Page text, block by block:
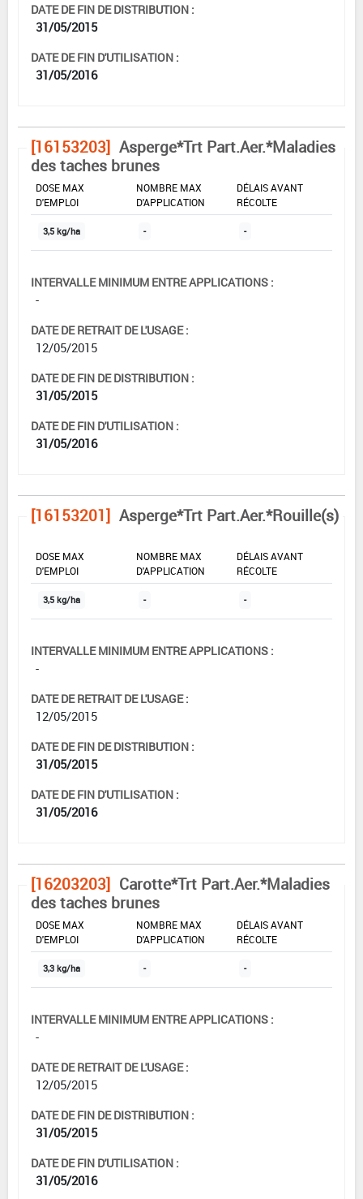
DATE DE FIN DE DISTRIBUTION :
31/05/2015
DATE DE FIN D'UTILISATION :
31/05/2016
[16153203] Asperge*Trt Part.Aer.*Maladies
des taches brunes
DOSE MAX
D'EMPLOI
NOMBRE MAX
D'APPLICATION
DÉLAIS AVANT
RÉCOLTE
3,5 kg/ha - -
INTERVALLE MINIMUM ENTRE APPLICATIONS :
-
DATE DE RETRAIT DE L'USAGE :
12/05/2015
DATE DE FIN DE DISTRIBUTION :
31/05/2015
DATE DE FIN D'UTILISATION :
31/05/2016
[16153201] Asperge*Trt Part.Aer.*Rouille(s)
DOSE MAX
D'EMPLOI
NOMBRE MAX
D'APPLICATION
DÉLAIS AVANT
RÉCOLTE
3,5 kg/ha - -
INTERVALLE MINIMUM ENTRE APPLICATIONS :
-
DATE DE RETRAIT DE L'USAGE :
12/05/2015
DATE DE FIN DE DISTRIBUTION :
31/05/2015
DATE DE FIN D'UTILISATION :
31/05/2016
[16203203] Carotte*Trt Part.Aer.*Maladies
des taches brunes
DOSE MAX
D'EMPLOI
NOMBRE MAX
D'APPLICATION
DÉLAIS AVANT
RÉCOLTE
3,3 kg/ha - -
INTERVALLE MINIMUM ENTRE APPLICATIONS :
-
DATE DE RETRAIT DE L'USAGE :
12/05/2015
DATE DE FIN DE DISTRIBUTION :
31/05/2015
DATE DE FIN D'UTILISATION :
31/05/2016